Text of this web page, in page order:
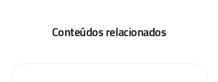
Conteúdos relacionados